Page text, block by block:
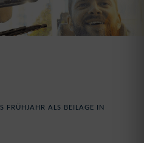
FRÜHJAHR ALS BEILAGE IN